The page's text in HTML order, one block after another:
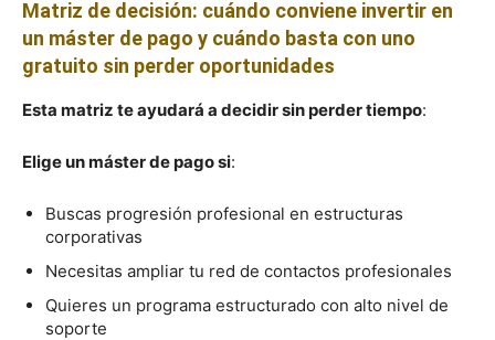
Matriz de decisión: cuándo conviene invertir en
un máster de pago y cuándo basta con uno
gratuito sin perder oportunidades
Esta matriz te ayudará a decidir sin perder tiempo:
Elige un máster de pago si:
Buscas progresión profesional en estructuras
corporativas
Necesitas ampliar tu red de contactos profesionales
Quieres un programa estructurado con alto nivel de
soporte